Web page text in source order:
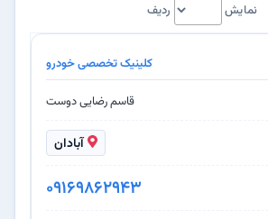
نمایش ردیف
کلینیک تخصصی خودرو
قاسم رضایی دوست
آبادان
09169862943